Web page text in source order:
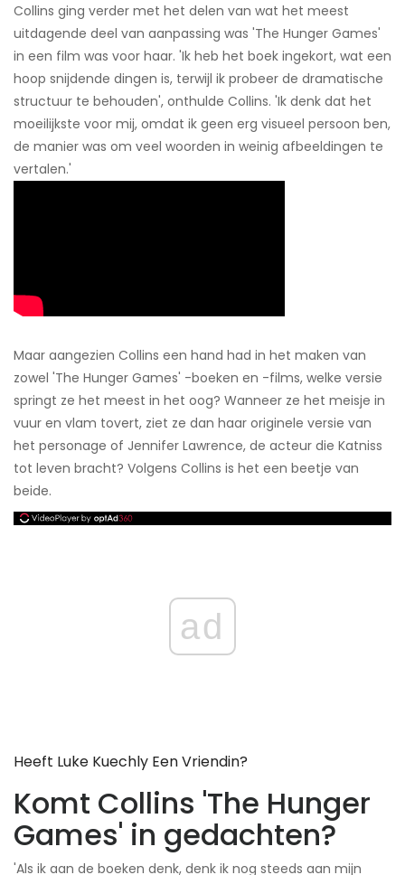
Collins ging verder met het delen van wat het meest
uitdagende deel van aanpassing was 'The Hunger Games'
in een film was voor haar. 'Ik heb het boek ingekort, wat een
hoop snijdende dingen is, terwijl ik probeer de dramatische
structuur te behouden', onthulde Collins. 'Ik denk dat het
moeilijkste voor mij, omdat ik geen erg visueel persoon ben,
de manier was om veel woorden in weinig afbeeldingen te
vertalen.'
Maar aangezien Collins een hand had in het maken van
zowel 'The Hunger Games' -boeken en -films, welke versie
springt ze het meest in het oog? Wanneer ze het meisje in
vuur en vlam tovert, ziet ze dan haar originele versie van
het personage of Jennifer Lawrence, de acteur die Katniss
tot leven bracht? Volgens Collins is het een beetje van
beide.
ad
Heeft Luke Kuechly Een Vriendin?
Komt Collins 'The Hunger
Games' in gedachten?
'Als ik aan de boeken denk, denk ik nog steeds aan mijn